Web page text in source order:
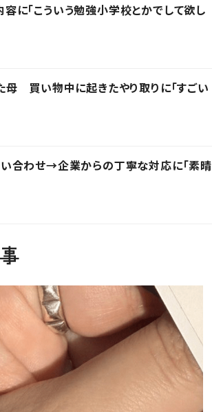
「こういう勉強小学校とかでして欲し
母 買い物中に起きたやり取りに「すごい
合わせ→企業からの丁寧な対応に「素晴